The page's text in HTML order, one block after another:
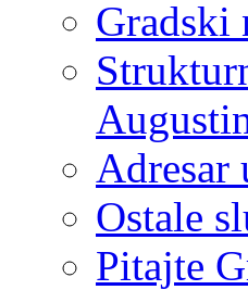
Gradski
Adresar
Ostale
Pitajte